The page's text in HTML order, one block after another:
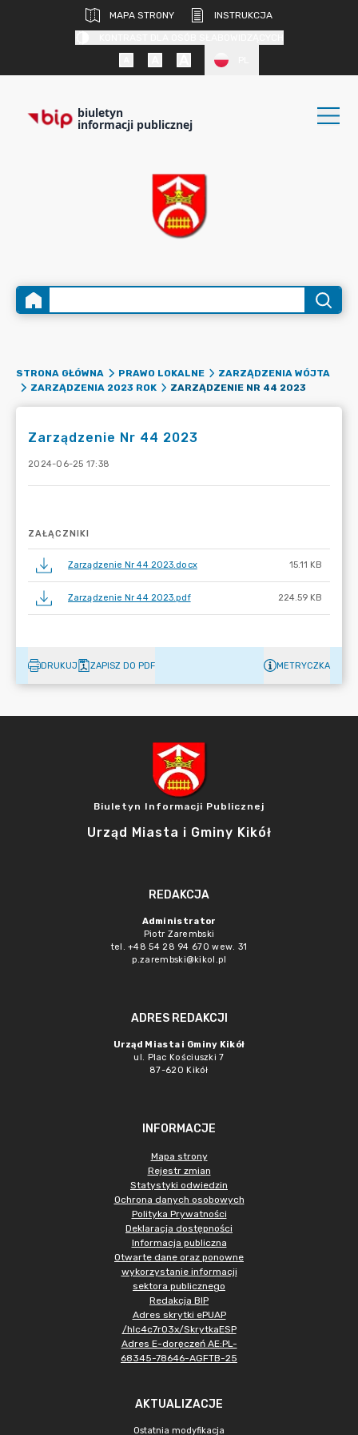
MAPA STRONY
INSTRUKCJA
biuletyn
informacji publicznej
STRONA GŁÓWNA PRAWO LOKALNE
ZARZĄDZENIA WÓJTA
ZARZĄDZENIA 2023 ROK
ZARZĄDZENIE NR 44 2023
Zarządzenie Nr 44 2023
2024-06-25 17:38
ZAŁĄCZNIKI
Zarządzenie Nr 44 2023.docx 15.11 KB
Zarządzenie Nr 44 2023.pdf 224.59 KB
DRUKUJ ZAPISZ DO PDF METRYCZKA
Biuletyn Informacji Publicznej
Urząd Miasta i Gminy Kikół
REDAKCJA
Administrator
Piotr Zarembski
tel. +48 54 28 94 670 wew. 31
p.zarembski@kikol.pl
ADRES REDAKCJI
Urząd Miasta i Gminy Kikół
ul. Plac Kościuszki 7
87-620 Kikół
INFORMACJE
Mapa strony
Rejestr zmian
Statystyki odwiedzin
Ochrona danych osobowych
Polityka Prywatności
Deklaracja dostępności
Informacja publiczna
Otwarte dane oraz ponowne
wykorzystanie informacji
sektora publicznego
Redakcja BIP
Adres skrytki ePUAP
/hlc4c7r03x/SkrytkaESP
Adres E-doręczeń AE:PL-
68345-78646-AGFTB-25
AKTUALIZACJE
Ostatnia modyfikacja